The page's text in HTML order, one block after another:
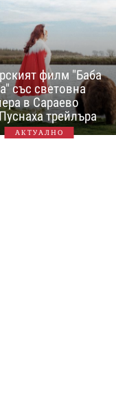
филм "Баба
със световна
в Сараево
трейлъра
АКТУАЛНО